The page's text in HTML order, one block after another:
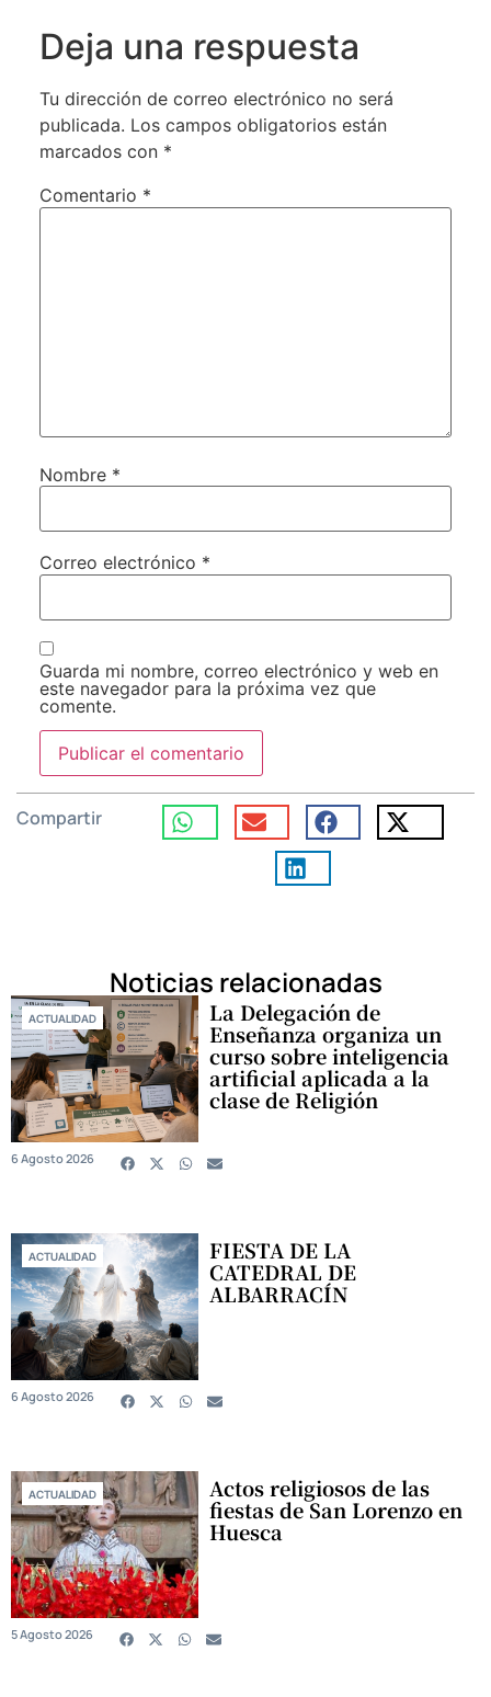
Deja una respuesta
Tu dirección de correo electrónico no será
publicada. Los campos obligatorios están
marcados con *
Comentario *
Nombre *
Correo electrónico *
Guarda mi nombre, correo electrónico y web en
este navegador para la próxima vez que
comente.
Compartir
Noticias relacionadas
ACTUALIDAD La Delegación de
Enseñanza organiza un
curso sobre inteligencia
artificial aplicada a la
clase de Religión
6 Agosto 2026
ACTUALIDAD FIESTA DE LA
CATEDRAL DE
ALBARRACÍN
6 Agosto 2026
ACTUALIDAD Actos religiosos de las
fiestas de San Lorenzo en
Huesca
5 Agosto 2026